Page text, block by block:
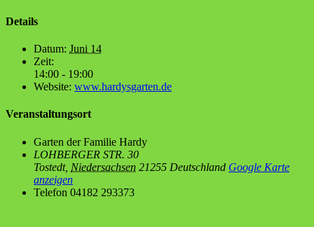
Details
Datum: Juni 14
Zeit:
14:00 - 19:00
Website: www.hardysgarten.de
Veranstaltungsort
Gar­ten der Fami­lie Hardy
LOHBERGER STR. 30
Tostedt, Niedersachsen 21255 Deutschland Google Karte
anzeigen
Telefon 04182 293373